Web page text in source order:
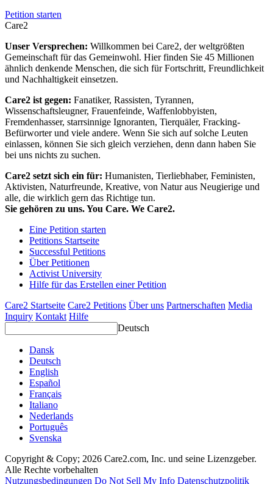
Petition starten
Care2
Unser Versprechen: Willkommen bei Care2, der weltgrößten
Gemeinschaft für das Gemeinwohl. Hier finden Sie 45 Millionen
ähnlich denkende Menschen, die sich für Fortschritt, Freundlichkeit
und Nachhaltigkeit einsetzen.
Care2 ist gegen: Fanatiker, Rassisten, Tyrannen,
Wissenschaftsleugner, Frauenfeinde, Waffenlobbyisten,
Fremdenhasser, starrsinnige Ignoranten, Tierquäler, Fracking-
Befürworter und viele andere. Wenn Sie sich auf solche Leuten
einlassen, können Sie sich gleich verziehen, denn dann haben Sie
bei uns nichts zu suchen.
Care2 setzt sich ein für: Humanisten, Tierliebhaber, Feministen,
Aktivisten, Naturfreunde, Kreative, von Natur aus Neugierige und
alle, die wirklich gern das Richtige tun.
Sie gehören zu uns. You Care. We Care2.
Eine Petition starten
Petitions Startseite
Successful Petitions
Über Petitionen
Activist University
Hilfe für das Erstellen einer Petition
Care2 Startseite Care2 Petitions Über uns Partnerschaften Media
Inquiry Kontakt Hilfe
Deutsch
Dansk
Deutsch
English
Español
Français
Italiano
Nederlands
Português
Svenska
Copyright & Copy; 2026 Care2.com, Inc. und seine Lizenzgeber.
Alle Rechte vorbehalten
Nutzungsbedingungen Do Not Sell My Info Datenschutzpolitik